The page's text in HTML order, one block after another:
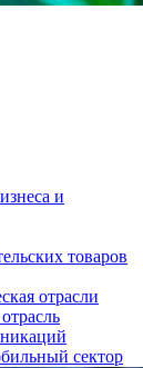
и
товаров
отрасли
сектор